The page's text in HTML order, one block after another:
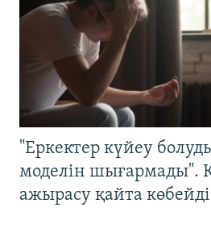
"Еркектер күйеу
моделін шығармады".
ажырасу қайта